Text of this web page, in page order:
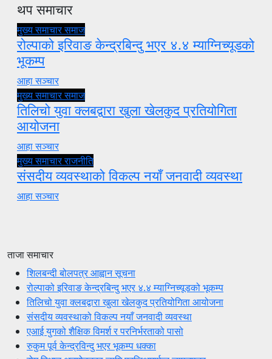
थप समाचार
मुख्य समाचारसमाज
रोल्पाको इरिवाङ केन्द्रबिन्दु भएर ४.४ म्याग्निच्यूडको
भूकम्प
आहा सञ्चार
मुख्य समाचारसमाज
तिलिचो युवा क्लबद्वारा खुला खेलकुद प्रतियोगिता
आयोजना
आहा सञ्चार
मुख्य समाचारराजनीति
संसदीय व्यवस्थाको विकल्प नयाँ जनवादी व्यवस्था
आहा सञ्चार
ताजा समाचार
शिलबन्दी बोलपत्र आह्वान सूचना
रोल्पाको इरिवाङ केन्द्रबिन्दु भएर ४.४ म्याग्निच्यूडको भूकम्प
तिलिचो युवा क्लबद्वारा खुला खेलकुद प्रतियोगिता आयोजना
संसदीय व्यवस्थाको विकल्प नयाँ जनवादी व्यवस्था
एआई युगको शैक्षिक विमर्श र परनिर्भरताको पासो
रुकुम पूर्व केन्द्रविन्दु भएर भूकम्प धक्का